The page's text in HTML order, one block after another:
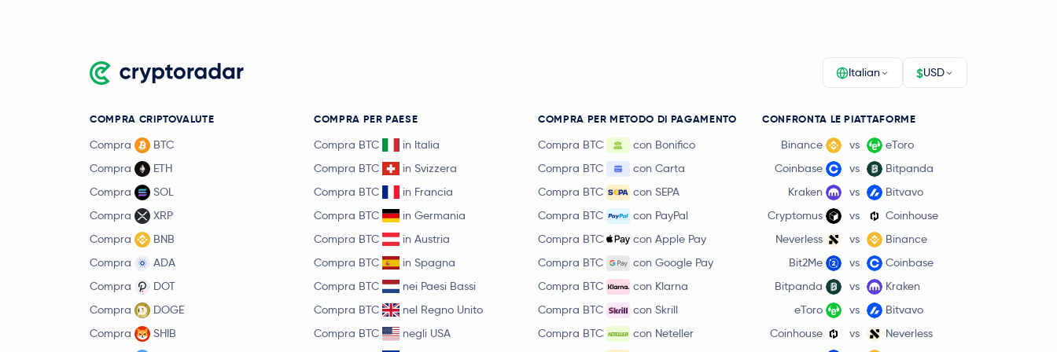
Italian $USD
COMPRA CRIPTOVALUTE
Compra
BTC
Compra
ETH
Compra
SOL
Compra
XRP
Compra
BNB
Compra
ADA
Compra
DOT
Compra
DOGE
Compra
SHIB
COMPRA PER PAESE
Compra BTC
in Italia
Compra BTC
in Svizzera
Compra BTC
in Francia
Compra BTC
in Germania
Compra BTC
in Austria
Compra BTC
in Spagna
Compra BTC
nei Paesi Bassi
Compra BTC
nel Regno Unito
Compra BTC
negli USA
COMPRA PER METODO DI PAGAMENTO
Compra BTC
con Bonifico
Compra BTC
con Carta
Compra BTC
con SEPA
Compra BTC
con PayPal
Compra BTC
con Apple Pay
Compra BTC
con Google Pay
Compra BTC
con Klarna
Compra BTC
con Skrill
Compra BTC
con Neteller
CONFRONTA LE PIATTAFORME
Binance vs
eToro
Coinbase
vs
Bitpanda
Kraken
vs
Bitvavo
Cryptomus
vs
Coinhouse
Neverless
vs
Binance
Bit2Me
vs
Coinbase
Bitpanda
vs
Kraken
eToro
vs
Bitvavo
Coinhouse
vs
Neverless